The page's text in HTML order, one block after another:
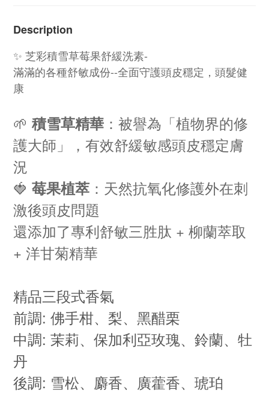
Description
✨ 芝彩積雪草莓果舒緩洗素-
滿滿的各種舒敏成份--全面守護頭皮穩定，頭髮健
康
🌱 積雪草精華 ：被譽為「植物界的修
護大師」，有效舒緩敏感頭皮穩定膚
況
🍓 莓果植萃 ：天然抗氧化修護外在刺
激後頭皮問題
還添加了專利舒敏三胜肽 + 柳蘭萃取
+ 洋甘菊精華
精品三段式香氣
前調: 佛手柑、梨、黑醋栗
中調: 茉莉、保加利亞玫瑰、鈴蘭、牡
丹
後調: 雪松、麝香、廣藿香、琥珀